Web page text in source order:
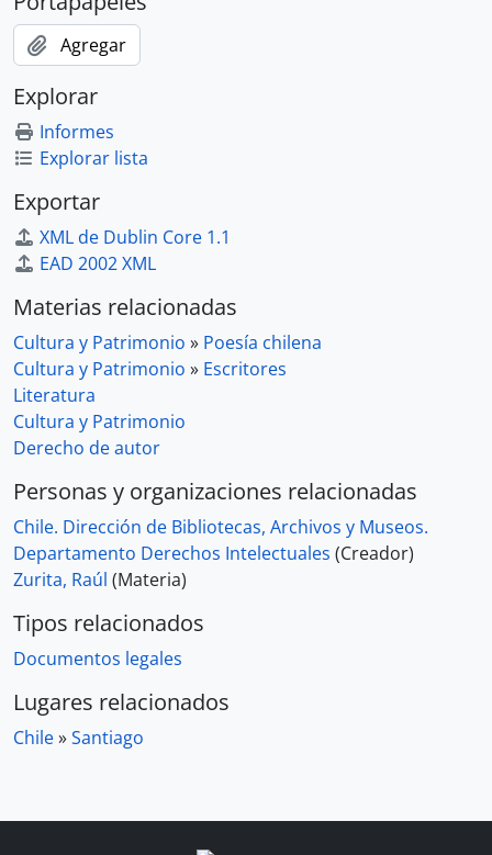
Agregar
Explorar
Informes
Explorar lista
Exportar
XML de Dublin Core 1.1
EAD 2002 XML
Materias relacionadas
Cultura y Patrimonio » Poesía chilena
Cultura y Patrimonio » Escritores
Literatura
Cultura y Patrimonio
Derecho de autor
Personas y organizaciones relacionadas
Chile. Dirección de Bibliotecas, Archivos y Museos.
Departamento Derechos Intelectuales (Creador)
Zurita, Raúl (Materia)
Tipos relacionados
Documentos legales
Lugares relacionados
Chile»Santiago